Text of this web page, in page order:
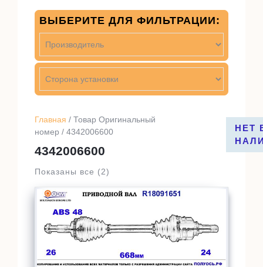
Главная / Товар Оригинальный
номер / 4342006600
4342006600
Показаны все (2)
НЕТ
ВЫБЕРИТЕ ДЛЯ ФИЛЬТРАЦИИ: